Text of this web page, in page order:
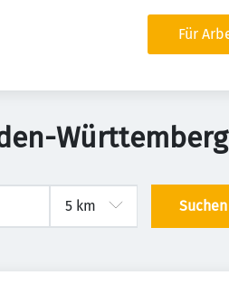
Für
Württemberg
Suchen